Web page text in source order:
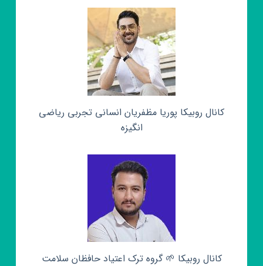
کانال روبیکا پوریا مظفریان انسانی تجربی ریاضی
انگیزه
کانال روبیکا 🌱 گروه ترک اعتیاد حافظان سلامت